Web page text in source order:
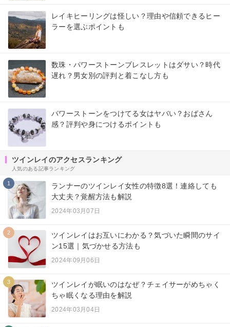
レイキヒーリングは怪しい？理由や信頼できるヒー
ラーを選ぶポイントも
数珠・パワーストーンブレスレットはダサい？時代
遅れ？男女別の評判と着こなし方も
パワーストーンをつけてる女はヤバい？おばさん
感？評判や身につけるポイントも
ツインレイのアクセスランキング
人気のある記事ランキング
1
ランナーのツインレイ女性の特徴8選！連絡しても
大丈夫？覚醒方法も解説
2024年03月07日
2
ツインレイはお互いにわかる？気づいた瞬間のサイ
ン15選｜気づかせる方法も
2024年09月06日
3
ツインレイが眠いのはなぜ？チェイサーがめちゃく
ちゃ眠くなる理由を解説
2024年03月04日